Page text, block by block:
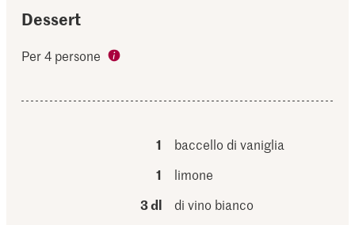
Dessert
Per 4 persone
1
baccello di vaniglia
1
limone
3 dl
di vino bianco